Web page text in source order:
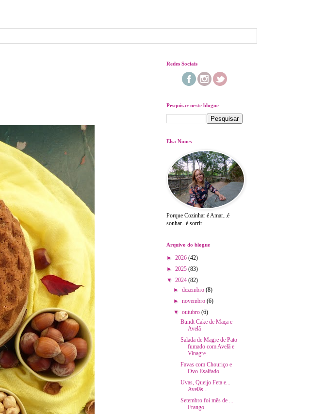
Redes Sociais
Pesquisar neste blogue
Elsa Nunes
Porque Cozinhar é Amar...é
sonhar...é sorrir
Arquivo do blogue
► 2026 (42)
► 2025 (83)
▼ 2024 (82)
► dezembro (8)
► novembro (6)
▼ outubro (6)
Bundt Cake de Maça e
Avelã
Salada de Magre de Pato
fumado com Avelã e
Vinagre...
Favas com Chouriço e
Ovo Esalfado
Uvas, Queijo Feta e...
Avelãs...
Setembro foi mês de ...
Frango